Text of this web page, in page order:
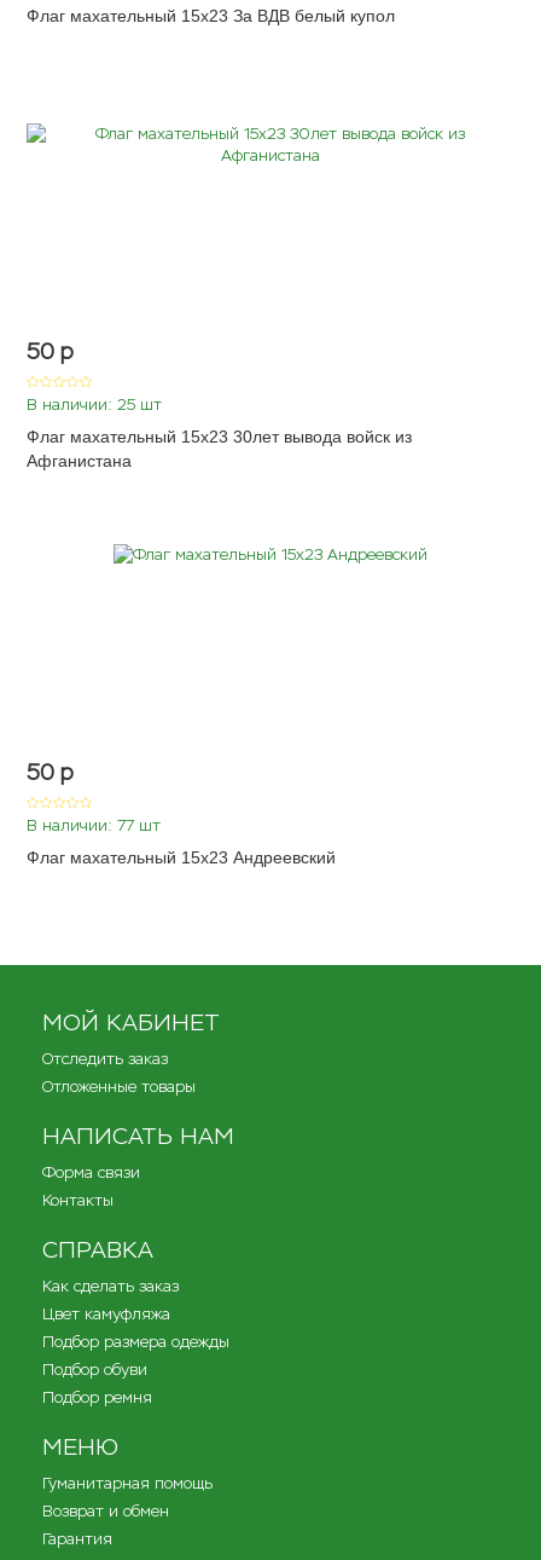
Флаг махательный 15х23 За ВДВ белый купол
50 p
В наличии: 25 шт
Флаг махательный 15х23 30лет вывода войск из
Афганистана
50 p
В наличии: 77 шт
Флаг махательный 15х23 Андреевский
МОЙ КАБИНЕТ
Отследить заказ
Отложенные товары
НАПИСАТЬ НАМ
Форма связи
Контакты
СПРАВКА
Как сделать заказ
Цвет камуфляжа
Подбор размера одежды
Подбор обуви
Подбор ремня
МЕНЮ
Гуманитарная помощь
Возврат и обмен
Гарантия